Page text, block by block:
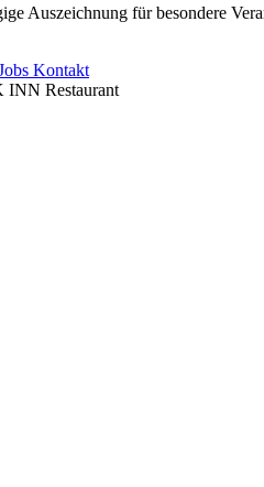
Auszeichnung für besondere
Kontakt
INN Restaurant